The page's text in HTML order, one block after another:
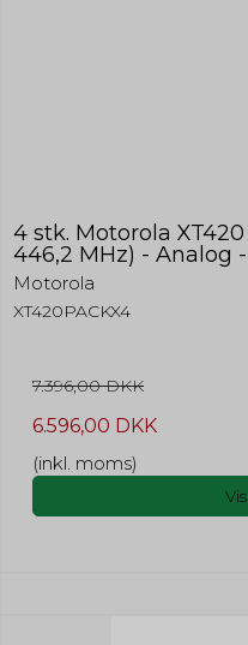
4 stk. Motorola
446,2 MHz) - Analog
Motorola
XT420PACKX4
7.396,00 DKK
6.596,00 DKK
(inkl. moms)